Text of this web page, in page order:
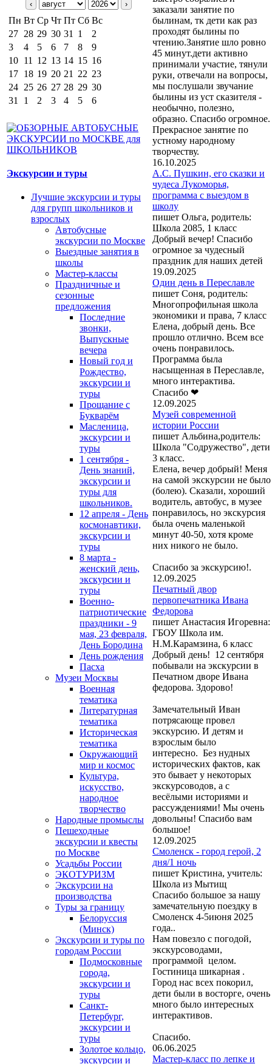
‹ ›
Пн Вт Ср Чт Пт Сб Вс
27 28 29 30 31 1
2
3
4 5 6 7 8
9
10 11 12 13 14 15 16
17 18 19 20 21 22 23
24 25 26 27 28 29 30
31
1 2 3 4 5 6
Экскурсии и туры
Лучшие экскурсии и туры
для групп школьников и
взрослых
Автобусные
экскурсии по Москве
Выездные занятия в
школы
Мастер-классы
Праздничные и
сезонные
предложения
Последние
звонки,
Выпускные
вечера
Новый год и
Рождество,
экскурсии и
туры
Прощание с
Букварём
Масленица,
экскурсии и
туры
1 сентября -
День знаний,
экскурсии и
туры для
школьников.
12 апреля - День
космонавтики,
экскурсии и
туры
8 марта -
женский день,
экскурсии и
туры
Военно-
патриотические
праздники - 9
мая, 23 февраля,
День Бородина
День рождения
Пасха
Музеи Москвы
Военная
тематика
Литературная
тематика
Историческая
тематика
Окружающий
мир и космос
Культура,
искусство,
народное
творчество
Народные промыслы
Пешеходные
экскурсии и квесты
по Москве
Усадьбы России
ЭКОТУРИЗМ
Экскурсии на
производства
Туры за границу
Белоруссия
(Минск)
Экскурсии и туры по
городам России
Подмосковные
города,
экскурсии и
туры
Санкт-
Петербург,
экскурсии и
туры
Золотое кольцо,
экскурсии и
заказали занятие по
былинам, тк дети как раз
проходят былины по
чтению.Занятие шло ровно
45 минут.дети активно
принимали участие, тянули
руки, отвечали на вопросы,
мы послушали звучание
былины из уст сказителя -
необычно, полезно,
образно. Спасибо огромное.
Прекрасное занятие по
устному народному
творчеству.
16.10.2025
А.С. Пушкин, его сказки и
чудеса Лукоморья,
программа с выездом в
школу
пишет Ольга, родитель:
Школа 2085, 1 класс
Добрый вечер! Спасибо
огромное за чудесный
праздник для наших детей
19.09.2025
Один день в Переславле
пишет Соня, родитель:
Многопрофильная школа
экономики и права, 7 класс
Елена, добрый день. Все
прошло отлично. Всем все
очень понравилось.
Программа была
насыщенная в Переславле,
много интерактива.
Спасибо ❤
12.09.2025
Музей современной
истории России
пишет Альбина,родитель:
Школа "Содружество", дети
3 класс.
Елена, вечер добрый! Меня
на самой экскурсии не было
(болею). Сказали, хороший
водитель, автобус, в музее
понравилось, но экскурсия
была очень маленькой
минут 40-50, хотя кроме
них никого не было.
Спасибо за экскурсию!.
12.09.2025
Печатный двор
первопечатника Ивана
Федорова
пишет Анастасия Игоревна:
ГБОУ Школа им.
Н.М.Карамзина, 6 класс
Добрый день! 12 сентября
побывали на экскурсии в
Печатном дворе Ивана
федорова. Здорово!
Замечательный Иван
потрясающе провел
экскурсию. И детям и
взрослым было
интересно. Без нудных
исторических фактов, как
это бывает у некоторых
экскурсоводов, а с
весёлыми историями и
рассуждениями! Мы очень
довольны! Спасибо вам
большое!
12.09.2025
Смоленск - город герой, 2
дня/1 ночь
пишет Кристина, учитель:
Школа из Мытищ
Спасибо большое за нашу
замечательную поездку в
Смоленск 4-5июня 2025
года..
Нам повезло с погодой,
экскурсоводами,
программой целом.
Гостиница шикарная .
Город нас всех покорил,
дети были в восторге, очень
много было интересных
интерактивов.
Спасибо.
06.06.2025
Мастер-класс по лепке и